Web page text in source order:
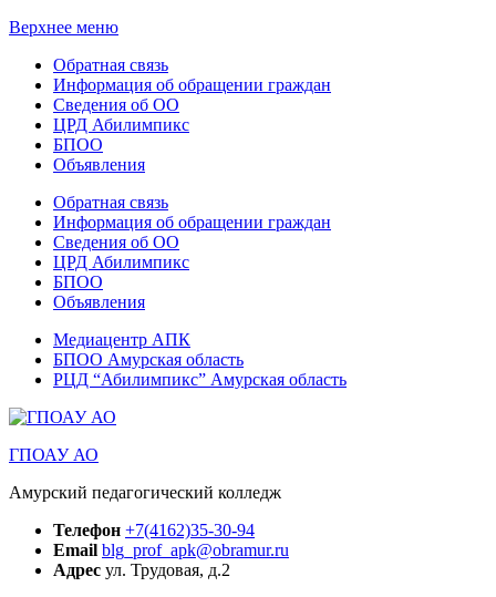
Верхнее меню
Обратная связь
Информация об обращении граждан
Сведения об ОО
ЦРД Абилимпикс
БПОО
Объявления
Обратная связь
Информация об обращении граждан
Сведения об ОО
ЦРД Абилимпикс
БПОО
Объявления
Медиацентр АПК
БПОО Амурская область
РЦД “Абилимпикс” Амурская область
ГПОАУ АО
Амурский педагогический колледж
Телефон +7(4162)35-30-94
Email blg_prof_apk@obramur.ru
Адрес ул. Трудовая, д.2